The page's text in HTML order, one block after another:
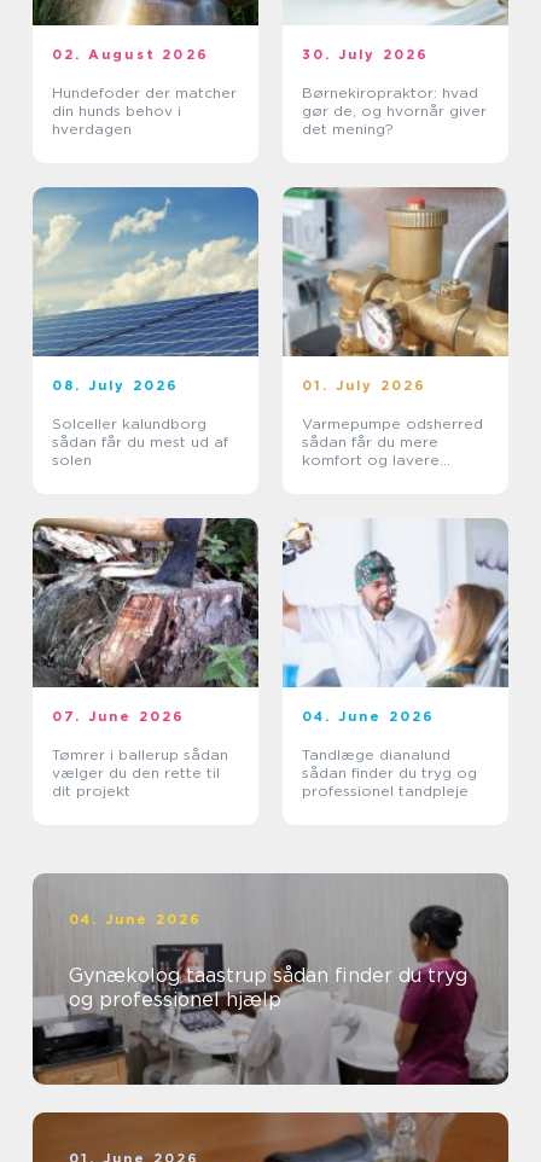
02. August 2026
Hundefoder der matcher
din hunds behov i
hverdagen
30. July 2026
Børnekiropraktor: hvad
gør de, og hvornår giver
det mening?
08. July 2026
Solceller kalundborg
sådan får du mest ud af
solen
01. July 2026
Varmepumpe odsherred
sådan får du mere
komfort og lavere
07. June 2026
Tømrer i ballerup sådan
vælger du den rette til
dit projekt
04. June 2026
Tandlæge dianalund
sådan finder du tryg og
professionel tandpleje
04. June 2026
Gynækolog taastrup sådan finder du tryg
og professionel hjælp
01. June 2026